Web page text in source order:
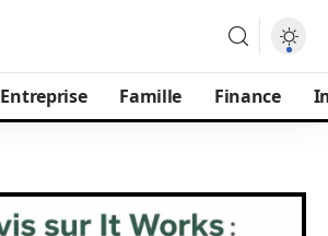
Entreprise Famille Finance